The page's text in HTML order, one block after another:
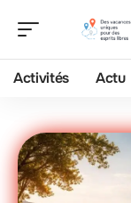
Activités Actu